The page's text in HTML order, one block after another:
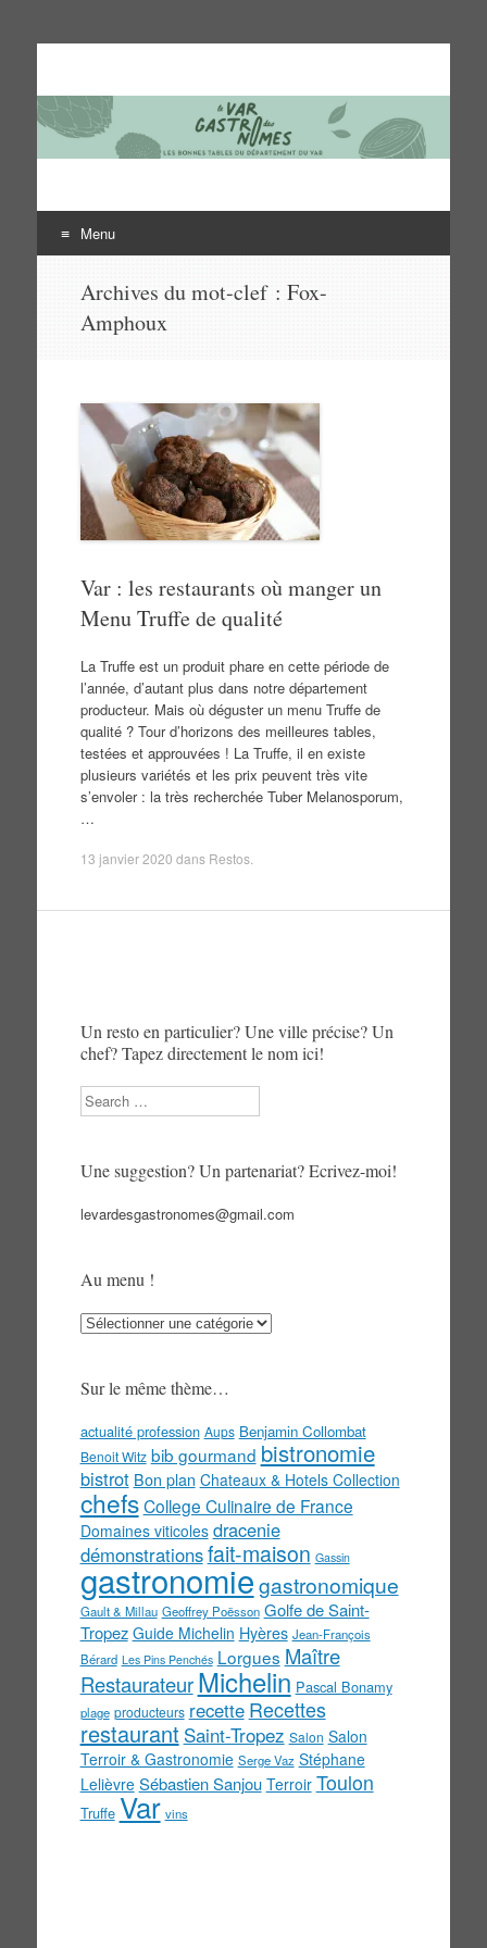
Le Var des gastronomes
Les bonnes tables du département du Var
Menu
contenu
Archives du mot-clef : Fox-
Amphoux
Var : les restaurants où manger un
Menu Truffe de qualité
La Truffe est un produit phare en cette période de
l’année, d’autant plus dans notre département
producteur. Mais où déguster un menu Truffe de
qualité ? Tour d’horizons des meilleures tables,
testées et approuvées ! La Truffe, il en existe
plusieurs variétés et les prix peuvent très vite
s’envoler : la très recherchée Tuber Melanosporum,
…
13 janvier 2020 dans Restos.
Un resto en particulier? Une ville précise? Un
chef? Tapez directement le nom ici!
Search
Une suggestion? Un partenariat? Ecrivez-moi!
levardesgastronomes@gmail.com
Au menu !
Au
Sur le même thème…
actualité profession Aups Benjamin Collombat
Benoit Witz bib gourmand bistronomie
bistrot Bon plan Chateaux & Hotels Collection
chefs College Culinaire de France
Domaines viticoles dracenie
démonstrationsfait-maison Gassin
gastronomiegastronomique
Gault & Millau Geoffrey Poësson Golfe de Saint-
Tropez Guide Michelin Hyères Jean-François
Bérard Les Pins Penchés Lorgues Maître
Restaurateur Michelin Pascal Bonamy
plage producteurs recette Recettes
restaurant Saint-Tropez Salon Salon
Terroir & Gastronomie Serge Vaz Stéphane
Lelièvre Sébastien Sanjou Terroir Toulon
Truffe Var vins